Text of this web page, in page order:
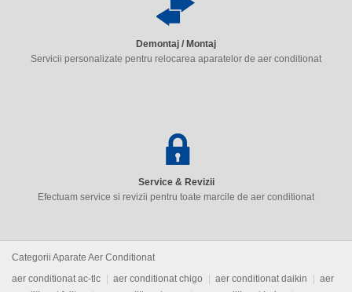
Demontaj / Montaj
Servicii personalizate pentru relocarea aparatelor de aer conditionat
Service & Revizii
Efectuam service si revizii pentru toate marcile de aer conditionat
Categorii Aparate Aer Conditionat
aer conditionat ac-tlc
aer conditionat chigo aer conditionat daikin
aer